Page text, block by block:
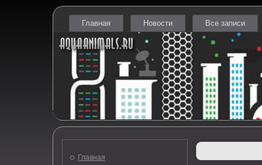
Главная Новости Все записи
Главная